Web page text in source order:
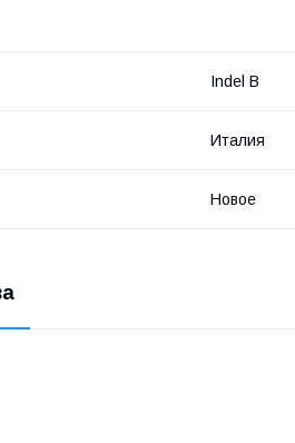
Indel B
Италия
Новое